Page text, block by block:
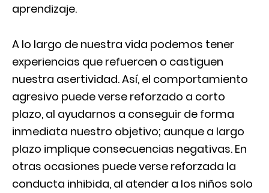
aprendizaje.
A lo largo de nuestra vida podemos tener
experiencias que refuercen o castiguen
nuestra asertividad. Así, el comportamiento
agresivo puede verse reforzado a corto
plazo, al ayudarnos a conseguir de forma
inmediata nuestro objetivo; aunque a largo
plazo implique consecuencias negativas. En
otras ocasiones puede verse reforzada la
conducta inhibida, al atender a los niños solo